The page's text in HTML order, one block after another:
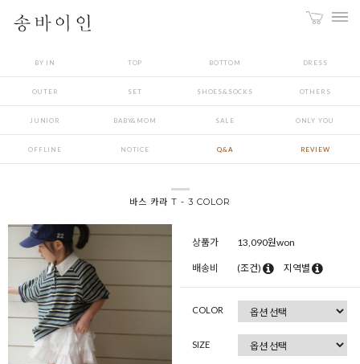
BY IN TOP BOTTOM DRESS
OUTER SET SHOES&SOCKS OTHERS
JUNIOR BABY&MOM SALE ONLY YOU
OFFLINE NOTICE Q&A REVIEW
바스 카라 T - 3 COLOR
상품가 13,090원won
배송비 (조건) 지역별
COLOR
SIZE